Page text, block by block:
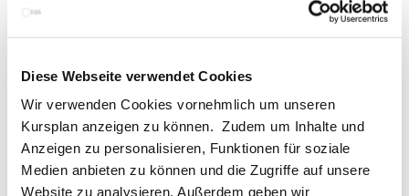
Diese Webseite verwendet Cookies
Wir verwenden Cookies vornehmlich um unseren
Kursplan anzeigen zu können. Zudem um Inhalte und
Anzeigen zu personalisieren, Funktionen für soziale
Medien anbieten zu können und die Zugriffe auf unsere
Website zu analysieren. Außerdem geben wir
Januar 2021
Dezember 2020
Juni 2020
April 2020
März 2020
Februar 2020
Januar 2020